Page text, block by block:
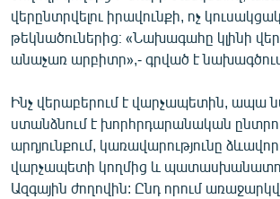
վերընտրվելու իրավունքի, ոչ
թեկնածուներից։ «Նախագահը կլինի
անաչառ արբիտր»,- գրված է
Ինչ վերաբերում է վարչապետին, ապա
ստանձնում է խորհրդարանական
արդյունքում, կառավարությունը
վարչապետի կողմից և պատասխանատու
Ազգային ժողովին: Ընդ որում